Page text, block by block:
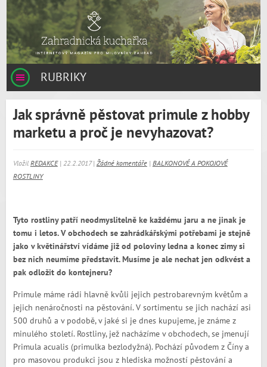
RUBRIKY
Jak správně pěstovat primule z hobby
marketu a proč je nevyhazovat?
Vložil REDAKCE| 22.2.2017 | Žádné komentáře| BALKONOVÉ A POKOJOVÉ
ROSTLINY
Tyto rostliny patří neodmyslitelně ke každému jaru a ne jinak je
tomu i letos. V obchodech se zahrádkářskými potřebami je stejně
jako v květinářství vídáme již od poloviny ledna a konec zimy si
bez nich neumíme představit. Musíme je ale nechat jen odkvést a
pak odložit do kontejneru?
Primule máme rádi hlavně kvůli jejich pestrobarevným květům a
jejich nenáročnosti na pěstování. V sortimentu se jich nachází asi
500 druhů a v podobě, v jaké si je dnes kupujeme, je známe z
minulého století. Rostliny, jež nacházíme v obchodech, se jmenují
Primula acualis (primulka bezlodyžná). Pochází původem z Číny a
pro masovou produkci jsou z hlediska možností pěstování a